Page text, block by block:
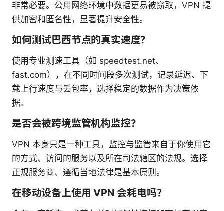
非常必要。公用网络环境中数据更易被窃取，VPN 提
供加密和匿名性，显著提升安全性。
如何测试巴西节点的真实速度？
使用专业测速工具（如 speedtest.net、
fast.com），在不同时间段多次测试，记录延迟、下
载上行速度与丢包率，选择稳定的数据作为决策依
据。
是否会被跨境监管机构监控？
VPN 本身只是一种工具，监控与监管来自于你使用它
的方式、访问的服务以及所在司法辖区的法规。选择
正规服务商、遵循当地法律是基本原则。
在移动设备上使用 VPN 会耗电吗？